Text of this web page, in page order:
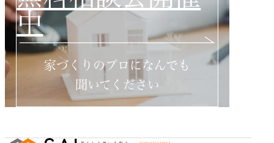
中
家づくりのプロになんでも
聞いてください